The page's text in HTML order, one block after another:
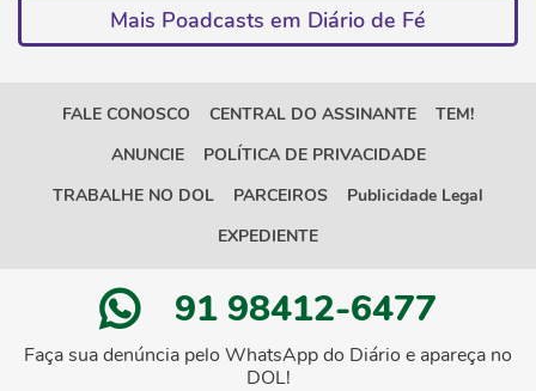
Mais Poadcasts em Diário de Fé
FALE CONOSCO CENTRAL DO ASSINANTE
TEM!
ANUNCIE
POLÍTICA DE PRIVACIDADE
TRABALHE NO DOL
PARCEIROS
Publicidade Legal
EXPEDIENTE
91 98412-6477
Faça sua denúncia pelo WhatsApp do Diário e apareça no
DOL!